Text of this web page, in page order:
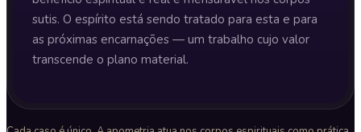
sutis. O espírito está sendo tratado para esta e para
as próximas encarnações — um trabalho cujo valor
transcende o plano material.